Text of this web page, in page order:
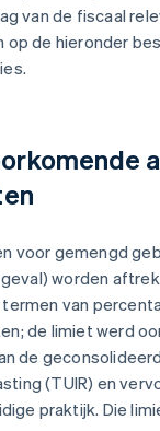
van de fiscaal
op de hieronder
voor gemengd
worden
van
de limiet werd
de
(TUIR) en
praktijk. Die